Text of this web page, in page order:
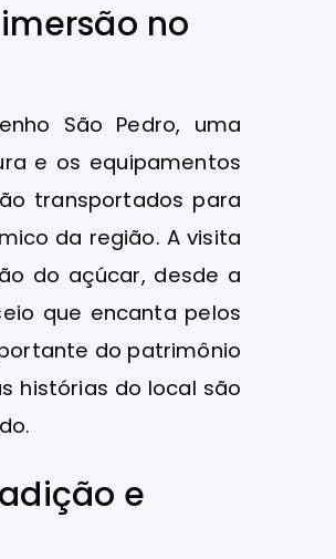
no
São Pedro, uma
e os equipamentos
transportados para
da região. A visita
do açúcar, desde a
que encanta pelos
do patrimônio
histórias do local são
e